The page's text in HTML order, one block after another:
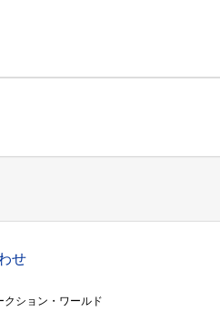
せ
クション・ワールド